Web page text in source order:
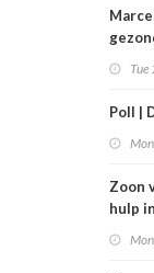
Tue
Poll |
Zoon
hulp